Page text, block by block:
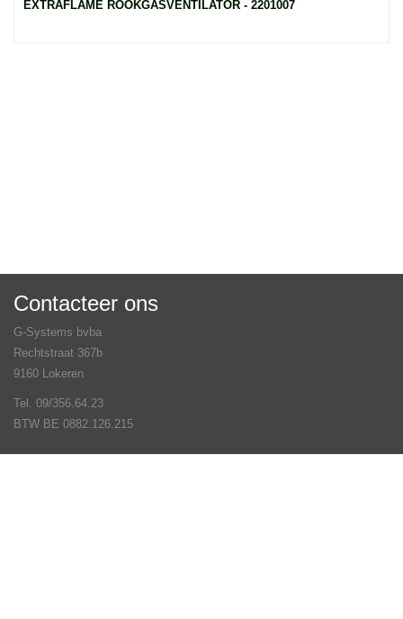
EXTRAFLAME ROOKGASVENTILATOR - 2201007
Contacteer ons
G-Systems bvba
Rechtstraat 367b
9160 Lokeren
Tel. 09/356.64.23
BTW BE 0882.126.215